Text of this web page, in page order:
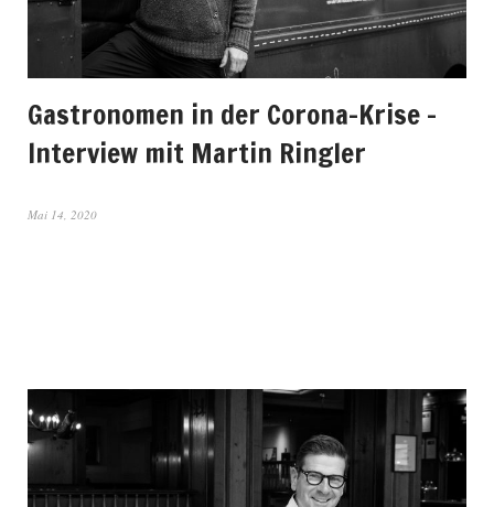
Gastronomen in der Corona-Krise –
Interview mit Martin Ringler
Mai 14, 2020